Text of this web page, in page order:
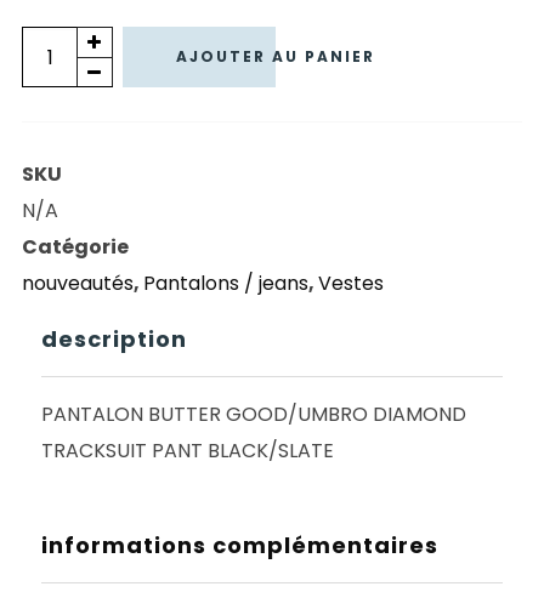
quantité
de
GOODS/UMBRO
DIAMOND
TRACKSUIT
PANT
BLACK/SLATE
AJOUTER AU PANIER
SKU
N/A
Catégorie
nouveautés, Pantalons / jeans,Vestes
description
PANTALON BUTTER GOOD/UMBRO DIAMOND
TRACKSUIT PANT BLACK/SLATE
informations complémentaires